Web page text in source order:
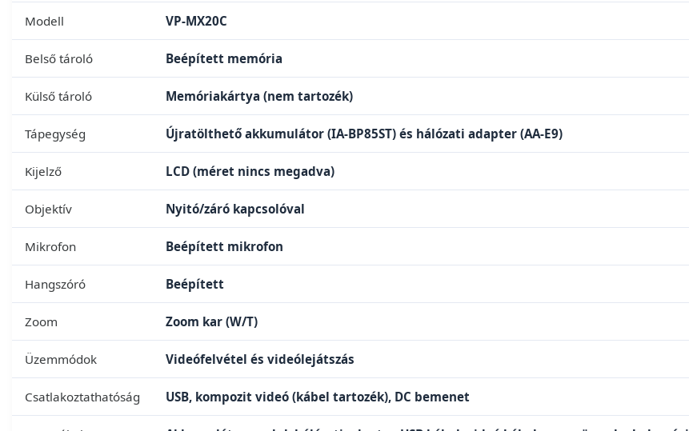
Modell VP-MX20C
Belső tároló Beépített memória
Külső tároló Memóriakártya (nem tartozék)
Tápegység Újratölthető akkumulátor (IA-BP85ST) és hálózati adapter (AA-E9)
Kijelző LCD (méret nincs megadva)
Objektív Nyitó/záró kapcsolóval
Mikrofon Beépített mikrofon
Hangszóró Beépített
Zoom Zoom kar (W/T)
Üzemmódok Videófelvétel és videólejátszás
Csatlakoztathatóság USB, kompozit videó (kábel tartozék), DC bemenet